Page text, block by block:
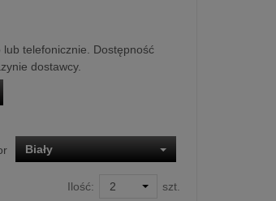
telefonicznie. Dostępność
dostawcy.
Biały
Ilość: szt.